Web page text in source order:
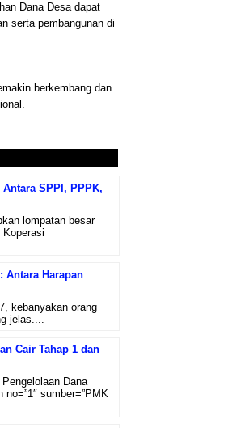
Dana Desa dapat
serta pembangunan di
berkembang dan
SPPI, PPPK,
lompatan besar
Antara Harapan
kebanyakan orang
jelas....
Cair Tahap 1 dan
Dana
sumber=”PMK